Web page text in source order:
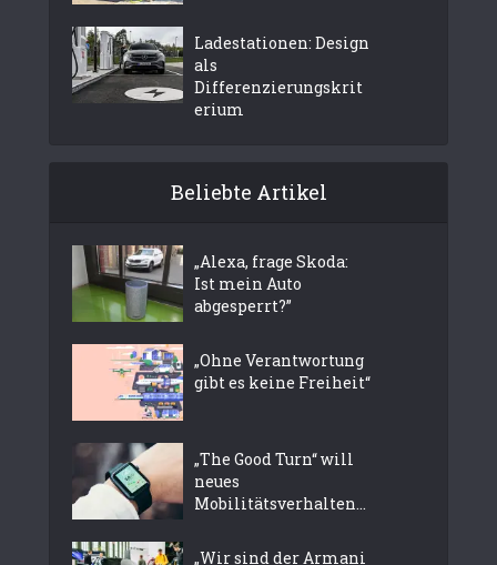
Ladestationen: Design
als
Differenzierungskrit
erium
Beliebte Artikel
„Alexa, frage Skoda:
Ist mein Auto
abgesperrt?”
„Ohne Verantwortung
gibt es keine Freiheit“
„The Good Turn“ will
neues
Mobilitätsverhalten...
„Wir sind der Armani